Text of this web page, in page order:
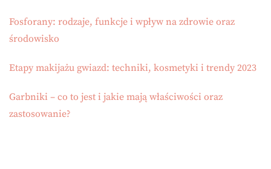
Fosforany: rodzaje, funkcje i wpływ na zdrowie oraz
środowisko
Etapy makijażu gwiazd: techniki, kosmetyki i trendy 2023
Garbniki – co to jest i jakie mają właściwości oraz
zastosowanie?